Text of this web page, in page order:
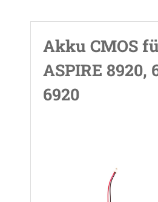
Akku CMOS
ASPIRE 8920,
6920